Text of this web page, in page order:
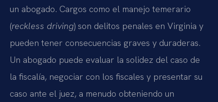
un abogado. Cargos como el manejo temerario
(reckless driving) son delitos penales en Virginia y
pueden tener consecuencias graves y duraderas.
Un abogado puede evaluar la solidez del caso de
la fiscalía, negociar con los fiscales y presentar su
caso ante el juez, a menudo obteniendo un